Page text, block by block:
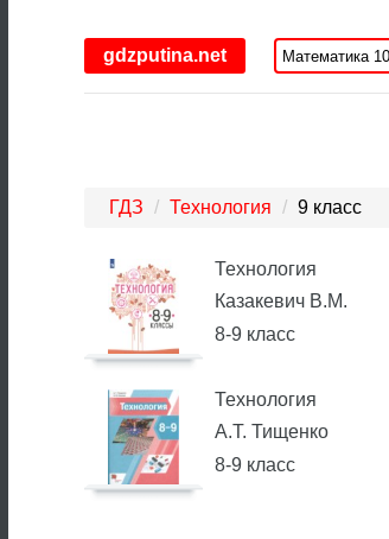
gdzputina.net
ГДЗ Технология 9 класс
Технология
Казакевич В.М.
8-9 класс
Технология
А.Т. Тищенко
8-9 класс